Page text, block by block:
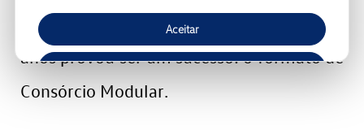
Aceitar
Recusar
inovador de gestão e que, ao longo dos
anos provou ser um sucesso: o formato de
Consórcio Modular.